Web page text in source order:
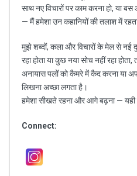
साथ नए विचारों पर काम करना हो, या
— मैं हमेशा उन कहानियों की तलाश में
मुझे शब्दों, कला और विचारों के मेल से नई
रहा होता या कुछ नया सोच नहीं रहा
अनायास पलों को कैमरे में कैद करना या
लिखना अच्छा लगता है।
हमेशा सीखते रहना और आगे बढ़ना —
Connect: